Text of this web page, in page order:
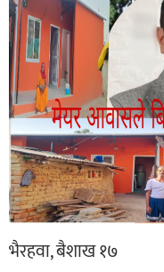
भैरहवा, बैशाख १७